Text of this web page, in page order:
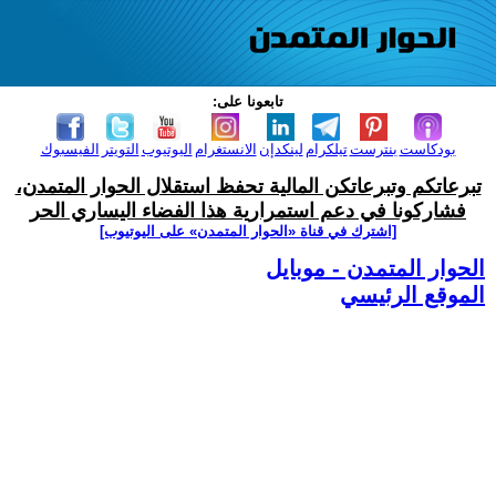
تابعونا على:
الفيسبوك التويتر اليوتيوب الانستغرام لينكدإن تيلكرامبنترست بودكاست
تبرعاتكم وتبرعاتكن المالية تحفظ استقلال الحوار المتمدن،
فشاركونا في دعم استمرارية هذا الفضاء اليساري الحر
[اشترك في قناة ‫«الحوار المتمدن» على اليوتيوب]
الحوار المتمدن - موبايل
الموقع الرئيسي